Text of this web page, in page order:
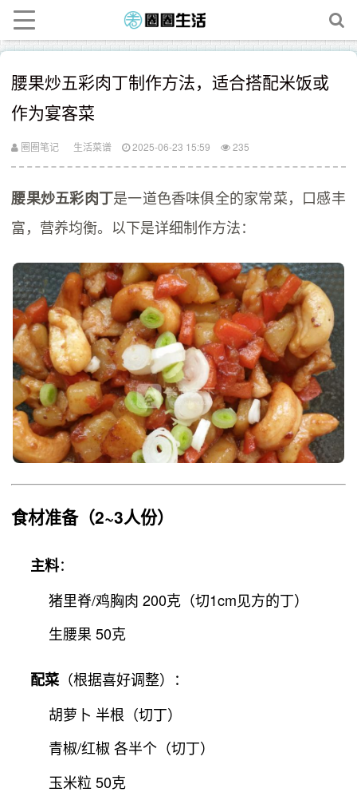
腰果炒五彩肉丁制作方法，适合搭配米饭或
作为宴客菜
圈圈笔记 生活菜谱 2025-06-23 15:59 235
腰果炒五彩肉丁是一道色香味俱全的家常菜，口感丰
富，营养均衡。以下是详细制作方法：
食材准备（2~3人份）
主料：
猪里脊/鸡胸肉 200克（切1cm见方的丁）
生腰果 50克
配菜（根据喜好调整）：
胡萝卜 半根（切丁）
青椒/红椒 各半个（切丁）
玉米粒 50克